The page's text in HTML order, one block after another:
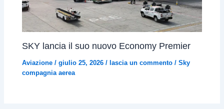
SKY lancia il suo nuovo Economy Premier
Aviazione /giulio 25, 2026/ lascia un commento /Sky
compagnia aerea